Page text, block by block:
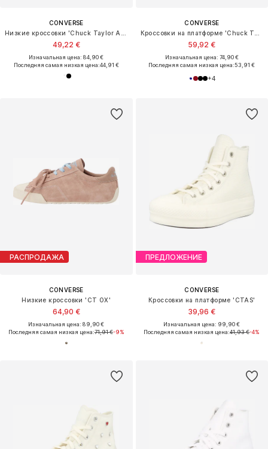
CONVERSE
49,22 €
Изначальная цена: 84,90 €
Последняя самая низкая цена:44,91 €
CONVERSE
59,92 €
Изначальная цена: 74,90 €
Последняя самая низкая цена:53,91 €
+4
РАСПРОДАЖА
CONVERSE
Низкие кроссовки 'CT OX'
64,90 €
Изначальная цена: 89,90 €
Последняя самая низкая цена:71,91 €-9%
ПРЕДЛОЖЕНИЕ
CONVERSE
Кроссовки на платформе 'CTAS'
39,96 €
Изначальная цена: 99,90 €
Последняя самая низкая цена:41,93 €-4%